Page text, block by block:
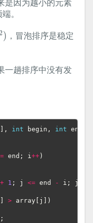
。
)) ，冒泡排序是稳定
一趟排序中没有发
[], int begin , int end
end ; i++ )
+ 1 ; j <= end - i ; j
> array j
])
;